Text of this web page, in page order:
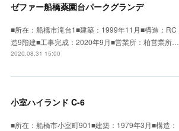
ゼファー船橋薬園台パークグランデ
■所在：船橋市滝台1■建築：1999年11月■構造：RC
造9階建■工事完成：2020年9月■営業所：柏営業所…
2020.08.31 15:00
小室ハイランド C-6
■所在：船橋市小室町901■建築：1979年3月■構造：